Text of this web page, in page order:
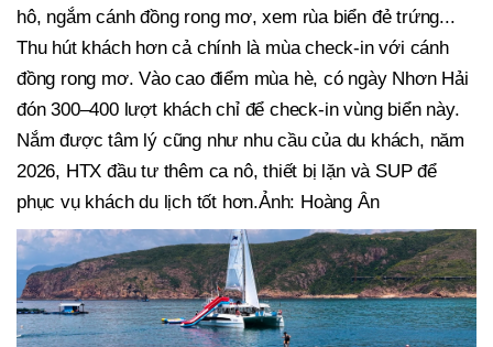
hô, ngắm cánh đồng rong mơ, xem rùa biển đẻ trứng...
Thu hút khách hơn cả chính là mùa check-in với cánh
đồng rong mơ. Vào cao điểm mùa hè, có ngày Nhơn Hải
đón 300–400 lượt khách chỉ để check-in vùng biển này.
Nắm được tâm lý cũng như nhu cầu của du khách, năm
2026, HTX đầu tư thêm ca nô, thiết bị lặn và SUP để
phục vụ khách du lịch tốt hơn.Ảnh: Hoàng Ân